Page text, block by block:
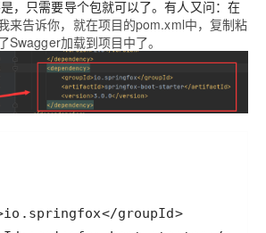
，只需要导个包就可以了。有人又问：在
来告诉你，就在项目的pom.xml中，复制粘
Swagger加载到项目中了。
    <groupId>io.springfox</groupId>